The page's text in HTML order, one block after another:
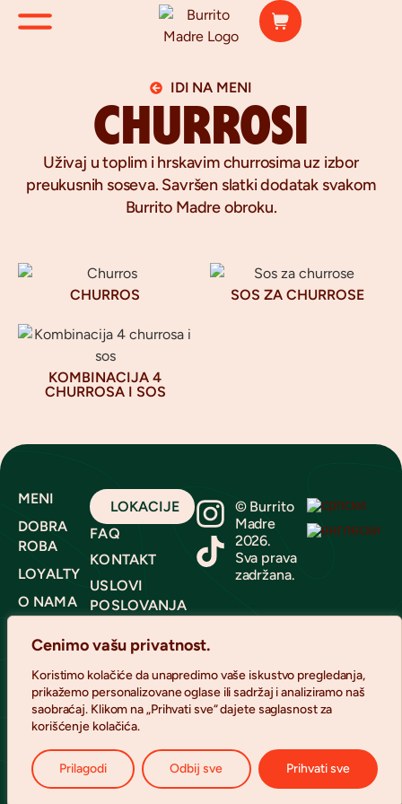
Cenimo vašu privatnost.
Koristimo kolačiće da unapredimo vaše iskustvo pregledanja,
prikažemo personalizovane oglase ili sadržaj i analiziramo naš
saobraćaj. Klikom na „Prihvati sve“ dajete saglasnost za
korišćenje kolačića.
Prilagodi Odbij sve Prihvati sve
IDI NA MENI
CHURROSI
Uživaj u toplim i hrskavim churrosima uz izbor
preukusnih soseva. Savršen slatki dodatak svakom
Burrito Madre obroku.
CHURROS SOS ZA CHURROSE
KOMBINACIJA 4
CHURROSA I SOS
MENI
DOBRA
ROBA
LOYALTY
O NAMA
EKIPA
KETERING
KARIJERA
FOOD
TRUCK
LOKACIJE
FAQ
KONTAKT
USLOVI
POSLOVANJA
PRIVATNOSTI I
KOLAČIĆI
NEWSLETTER
© Burrito
Madre
2026.
Sva prava
zadržana.